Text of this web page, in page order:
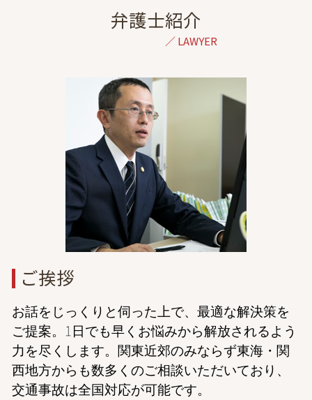
休業損害 計算
飛び出し 事故
過失割合 納得できない
示談 流れ
追突事故 加害者 その後
財産分与 退職金
離婚調停 1回目 聞かれること
夫婦関係 調整 調停 別居
協議離婚とは
離婚 調停 やり直し
妊娠中 浮気
離婚 弁護士を立てて話し合い
離婚 弁護士 必要書類
DV 離婚
債権回収 弁護士 相談 東京
刑事事件 弁護士 相談 東京
離婚 弁護士 相談 都内
家事事件 弁護士 相談 東京
不動産トラブル 弁護士 相談 港区
民事再生 弁護士 相談 東京
不動産トラブル 弁護士 相談 東京
離婚 弁護士 相談 栃木
一般民事 弁護士 相談 東京
虎ノ門 協議離婚 弁護士
交通事故 弁護士 相談 東京
相続 弁護士 相談 東京
離婚 弁護士 相談 埼玉
弁護士紹介
ご挨拶
お話をじっくりと伺った上で、最適な解決策を
ご提案。1日でも早くお悩みから解放されるよう
力を尽くします。関東近郊のみならず東海・関
西地方からも数多くのご相談いただいており、
交通事故は全国対応が可能です。